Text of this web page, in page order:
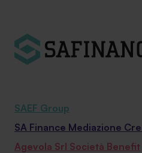
SAEF Group
SA Finance Mediazione
Agevola Srl Società Benefit